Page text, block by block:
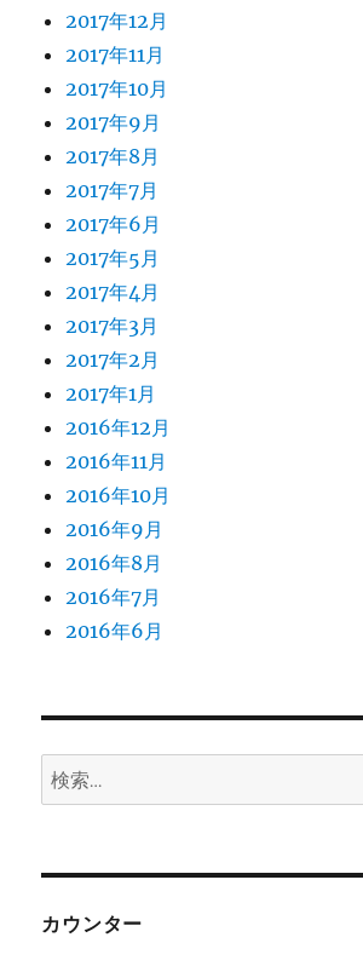
2017年12月
2017年11月
2017年10月
2017年9月
2017年8月
2017年7月
2017年6月
2017年5月
2017年4月
2017年3月
2017年2月
2017年1月
2016年12月
2016年11月
2016年10月
2016年9月
2016年8月
2016年7月
2016年6月
検
索:
カウンター